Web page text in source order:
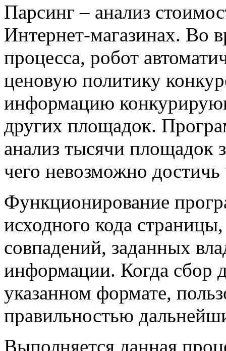
Парсинг – анализ
Интернет-магазинах. Во
процесса, робот
ценовую политику
информацию
других площадок.
анализ тысячи площадок
чего невозможно достичь
Функционирование
исходного кода
совпадений, заданных
информации. Когда сбор
указанном формате,
правильностью
Выполняется данная